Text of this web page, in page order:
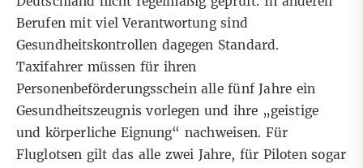
Berufen mit viel Verantwortung sind
Gesundheitskontrollen dagegen Standard.
Taxifahrer müssen für ihren
Personenbeförderungsschein alle fünf Jahre ein
Gesundheitszeugnis vorlegen und ihre „geistige
und körperliche Eignung“ nachweisen. Für
Fluglotsen gilt das alle zwei Jahre, für Piloten sogar